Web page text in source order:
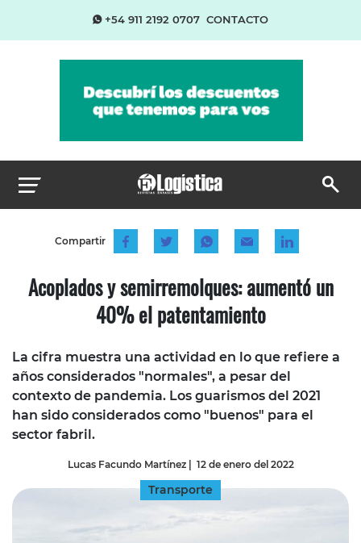
+54 911 2192 0707 CONTACTO
Compartir
Acoplados y semirremolques: aumentó un
40% el patentamiento
La cifra muestra una actividad en lo que refiere a
años considerados "normales", a pesar del
contexto de pandemia. Los guarismos del 2021
han sido considerados como "buenos" para el
sector fabril.
Lucas Facundo Martínez| 12 de enero del 2022
Transporte